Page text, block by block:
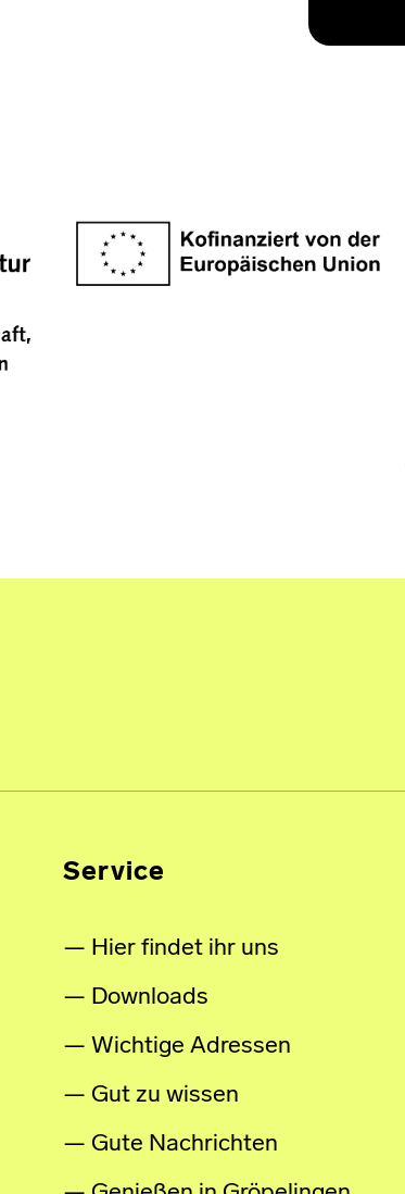
Service
Hier findet ihr uns
Downloads
Wichtige Adressen
Gut zu wissen
Gute Nachrichten